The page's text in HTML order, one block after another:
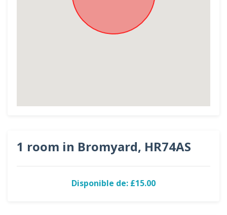
1 room in Bromyard, HR74AS
Disponible de: £15.00